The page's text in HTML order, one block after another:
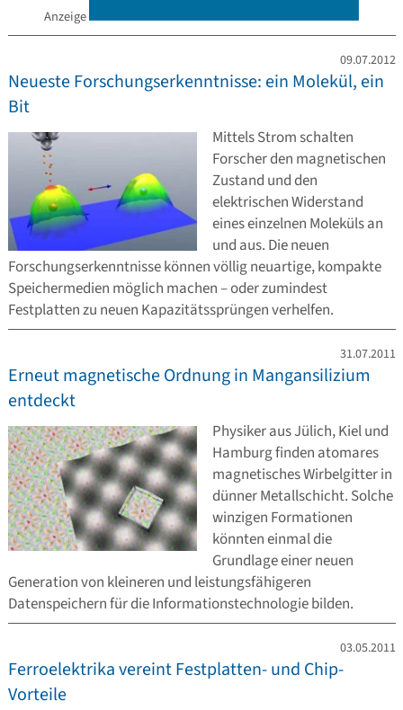
Anzeige
09.07.2012
Neueste Forschungserkenntnisse: ein Molekül, ein
Bit
Mittels Strom schalten
Forscher den magnetischen
Zustand und den
elektrischen Widerstand
eines einzelnen Moleküls an
und aus. Die neuen
Forschungserkenntnisse können völlig neuartige, kompakte
Speichermedien möglich machen – oder zumindest
Festplatten zu neuen Kapazitätssprüngen verhelfen.
31.07.2011
Erneut magnetische Ordnung in Mangansilizium
entdeckt
Physiker aus Jülich, Kiel und
Hamburg finden atomares
magnetisches Wirbelgitter in
dünner Metallschicht. Solche
winzigen Formationen
könnten einmal die
Grundlage einer neuen
Generation von kleineren und leistungsfähigeren
Datenspeichern für die Informationstechnologie bilden.
03.05.2011
Ferroelektrika vereint Festplatten- und Chip-
Vorteile